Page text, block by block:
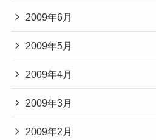
2009年6月
2009年5月
2009年4月
2009年3月
2009年2月